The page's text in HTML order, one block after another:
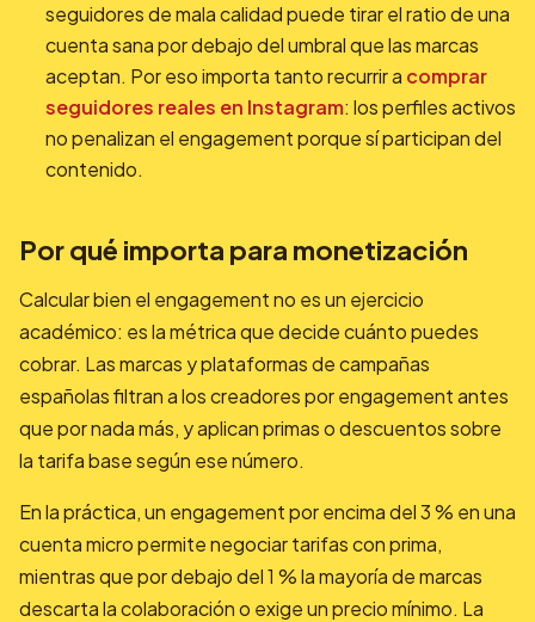
seguidores de mala calidad puede tirar el ratio de una
cuenta sana por debajo del umbral que las marcas
aceptan. Por eso importa tanto recurrir a comprar
seguidores reales en Instagram: los perfiles activos
no penalizan el engagement porque sí participan del
contenido.
Por qué importa para monetización
Calcular bien el engagement no es un ejercicio
académico: es la métrica que decide cuánto puedes
cobrar. Las marcas y plataformas de campañas
españolas filtran a los creadores por engagement antes
que por nada más, y aplican primas o descuentos sobre
la tarifa base según ese número.
En la práctica, un engagement por encima del 3 % en una
cuenta micro permite negociar tarifas con prima,
mientras que por debajo del 1 % la mayoría de marcas
descarta la colaboración o exige un precio mínimo. La